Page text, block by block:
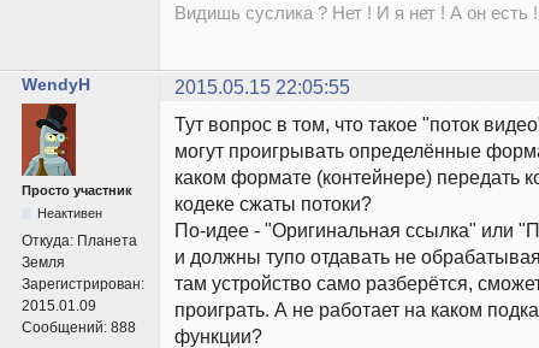
Видишь суслика ? Нет ! И я нет ! А он есть
WendyH 2015.05.15 22:05:55
Просто участник
Неактивен
Откуда: Планета
Земля
Зарегистрирован:
2015.01.09
Сообщений: 888
Тут вопрос в том, что такое "поток
могут проигрывать определённые
каком формате (контейнере) передать
кодеке сжаты потоки?
По-идее - "Оригинальная ссылка" или
и должны тупо отдавать не
там устройство само разберётся,
проиграть. А не работает на каком
функции?